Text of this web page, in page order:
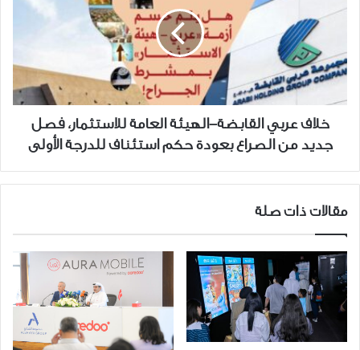
القابضة-
الهيئة
العامة
للاستثمار،
فصل
جديد
الصراع
بعودة
حكم
استئناف
للدرجة
الأولى
خلاف عربي القابضة-الهيئة العامة للاستثمار، فصل
جديد من الصراع بعودة حكم استئناف للدرجة الأولى
مقالات ذات صلة